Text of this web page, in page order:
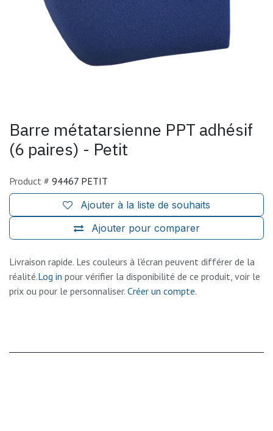
Barre métatarsienne PPT adhésif
(6 paires) - Petit
Product # 94467 PETIT
Ajouter pour comparer
Ajouter à la liste de souhaits
Livraison rapide. Les couleurs à l'écran peuvent différer de la
réalité.Log in pour vérifier la disponibilité de ce produit, voir le
prix ou pour le personnaliser. Créer un compte.